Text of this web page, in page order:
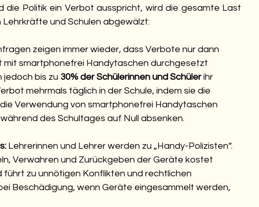
die Politik ein Verbot ausspricht, wird die gesamte Last
und Schulen abgewälzt:
zeigen immer wieder, dass Verbote nur dann
mit smartphonefrei Handytaschen durchgesetzt
jedoch bis zu 30% der Schülerinnen und Schüler ihr
mehrmals täglich in der Schule, indem sie die
Verwendung von smartphonefrei Handytaschen
des Schultages auf Null absenken.
Lehrerinnen und Lehrer werden zu „Handy-Polizisten“.
Verwahren und Zurückgeben der Geräte kostet
zu unnötigen Konflikten und rechtlichen
Beschädigung, wenn Geräte eingesammelt werden,